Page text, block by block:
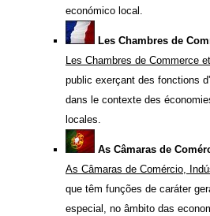
económico local.
Les Chambres de
Les Chambres de Commerce
public exerçant des fonctions
dans le contexte des
locales.
As Câmaras de
As Câmaras de Comércio,
que têm funções de caráter
especial, no âmbito das